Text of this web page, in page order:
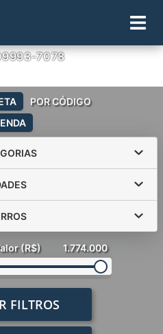
7078
POR CÓDIGO
(R$) 1.774.000
FILTROS